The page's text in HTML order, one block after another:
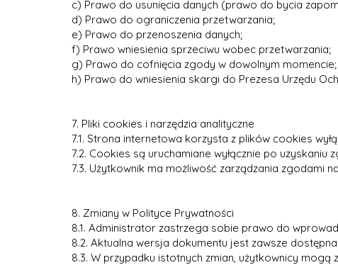
c) Prawo do usunięcia danych (prawo do bycia
d) Prawo do ograniczenia przetwarzania;
e) Prawo do przenoszenia danych;
f) Prawo wniesienia sprzeciwu wobec przetwarzania;
g) Prawo do cofnięcia zgody w dowolnym momencie;
h) Prawo do wniesienia skargi do Prezesa Urzędu
7. Pliki cookies i narzędzia analityczne
7.1. Strona internetowa korzysta z plików cookies
7.2. Cookies są uruchamiane wyłącznie po uzyskaniu
7.3. Użytkownik ma możliwość zarządzania
8. Zmiany w Polityce Prywatności
8.1. Administrator zastrzega sobie prawo do
8.2. Aktualna wersja dokumentu jest zawsze
8.3. W przypadku istotnych zmian, użytkownicy